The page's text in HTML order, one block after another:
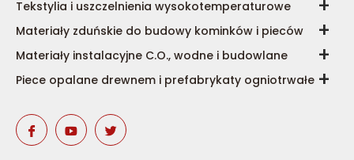
Tekstylia i uszczelnienia wysokotemperaturowe
Materiały zduńskie do budowy kominków i pieców
Materiały instalacyjne C.O., wodne i budowlane
Piece opalane drewnem i prefabrykaty ogniotrwałe